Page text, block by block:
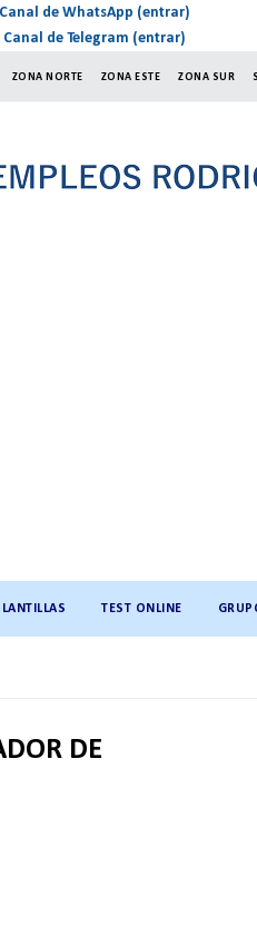
Canal de WhatsApp (entrar)
Canal de Telegram (entrar)
ZONA NORTE ZONA ESTE ZONA SUR
TEST ONLINE
DE